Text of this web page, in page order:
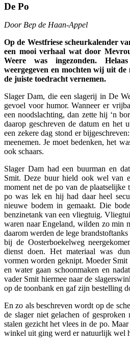
De Po
Door Bep de Haan-Appel
Op de Westfriese scheurkalender
een mooi verhaal wat door
Weere was ingezonden.
weergegeven en mochten wij uit
de juiste toedracht vernemen.
Slager Dam, die een slagerij in De
gevoel voor humor. Wanneer er
een noodslachting, dan zette hij ‘n
daarop geschreven de datum en het
een zekere dag stond er
meenemen. Je moet bedenken, het
ook schaars.
Slager Dam had een buurman en
Smit. Deze buur hield ook wel van
moment net de po van de plaatselijke
po was lek en hij had daar heel
nieuwe bodem in gemaakt. Die
benzinetank van een vliegtuig.
waren naar Engeland, wilden zo min
daarom werden de lege
bij de Oosterboekelweg
dienst doen. Het materiaal was
vormen worden geknipt. Moeder Smit
en water gaan schoonmaken en
vader Smit hiermee naar de
op de toonbank en gaf zijn bestelling
En zo als beschreven wordt op de
de slager niet gelachen of gesproken
stalen gezicht het vlees in de po.
winkel uit ging werd er natuurlijk wel